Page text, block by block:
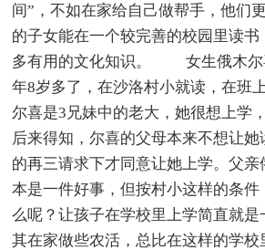
间”，不如在家给自己做帮手，他们
的子女能在一个较完善的校园里读书
多有用的文化知识。 女生俄木尔
年8岁多了，在沙洛村小就读，在班
尔喜是3兄妹中的老大，她很想上学
后来得知，尔喜的父母本来不想让
的再三请求下才同意让她上学。父亲
本是一件好事，但按村小这样的条
么呢？让孩子在学校里上学简直就是
其在家做些农活，总比在这样的学校